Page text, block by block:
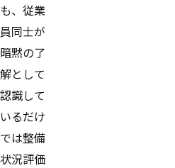
も、従業
員同士が
暗黙の了
解として
認識して
いるだけ
では整備
状況評価